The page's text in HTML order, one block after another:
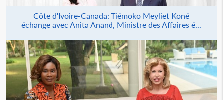
Côte d'Ivoire-Canada: Tiémoko Meyliet Koné
échange avec Anita Anand, Ministre des Affaires é...